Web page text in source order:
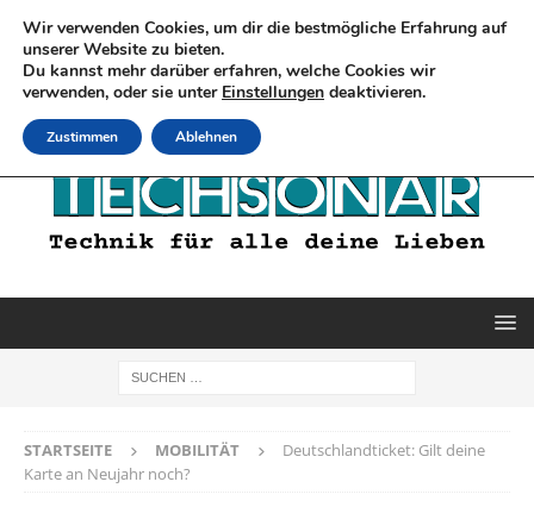
STARTSEITE MOBILITÄT
Deutschlandticket: Gilt deine
Karte an Neujahr noch?
Wir verwenden Cookies, um dir die bestmögliche Erfahrung auf
unserer Website zu bieten.
Du kannst mehr darüber erfahren, welche Cookies wir
verwenden, oder sie unter Einstellungen deaktivieren.
Zustimmen Ablehnen